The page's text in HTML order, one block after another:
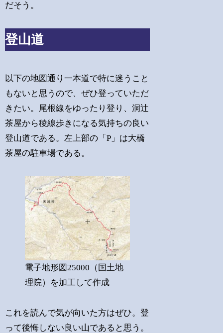
だそう。
登山道
以下の地図通り一本道で特に迷うこと
もないと思うので、ぜひ登っていただ
きたい。尾根線をゆったり登り、洞辻
茶屋から稜線歩きになる気持ちの良い
登山道である。左上部の「P」は大橋
茶屋の駐車場である。
電子地形図25000（国土地
理院）を加工して作成
これを読んで気が向いた方はぜひ。登
って後悔しない良い山であると思う。